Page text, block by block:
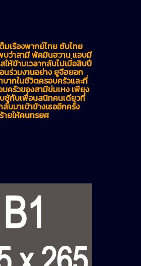
เรื่องพากย์ไทย ซับไทย
ว่าสามี พัคมินฮวาน แอบมี
ห้ข้ามเวลากลับไปเมื่อสิบปี
นร่วมงานอย่าง ยูจีฮยอก
ากในชีวิตครอบครัวและที่
ครัวของสามีข่มเหง เพียง
บชู้กับเพื่อนสนิทคนเดียวที่
บมาเข้าข้างเธออีกครั้ง
ายให้คนทรยศ